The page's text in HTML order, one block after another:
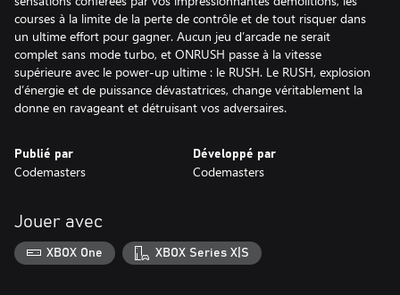
courses à la limite de la perte de contrôle et de tout risquer dans
un ultime effort pour gagner. Aucun jeu d’arcade ne serait
complet sans mode turbo, et ONRUSH passe à la vitesse
supérieure avec le power-up ultime : le RUSH. Le RUSH, explosion
d’énergie et de puissance dévastatrices, change véritablement la
donne en ravageant et détruisant vos adversaires.
Publié par
Codemasters
Développé par
Codemasters
Jouer avec
XBOX One XBOX Series X|S